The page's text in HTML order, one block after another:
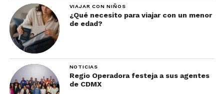
VIAJAR CON NIÑOS
¿Qué necesito para viajar con un menor
de edad?
NOTICIAS
Regio Operadora festeja a sus agentes
de CDMX